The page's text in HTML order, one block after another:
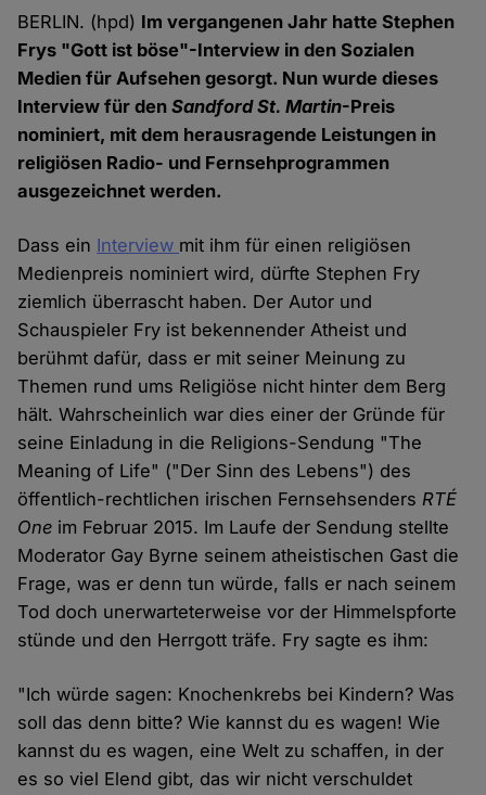
BERLIN. (hpd) Im vergangenen Jahr hatte Stephen
Frys "Gott ist böse"-Interview in den Sozialen
Medien für Aufsehen gesorgt. Nun wurde dieses
Interview für denSandford St. Martin-Preis
nominiert, mit dem herausragende Leistungen in
religiösen Radio- und Fernsehprogrammen
ausgezeichnet werden.
Dass ein Interview mit ihm für einen religiösen
Medienpreis nominiert wird, dürfte Stephen Fry
ziemlich überrascht haben. Der Autor und
Schauspieler Fry ist bekennender Atheist und
berühmt dafür, dass er mit seiner Meinung zu
Themen rund ums Religiöse nicht hinter dem Berg
hält. Wahrscheinlich war dies einer der Gründe für
seine Einladung in die Religions-Sendung "The
Meaning of Life" ("Der Sinn des Lebens") des
öffentlich-rechtlichen irischen FernsehsendersRTÉ
One im Februar 2015. Im Laufe der Sendung stellte
Moderator Gay Byrne seinem atheistischen Gast die
Frage, was er denn tun würde, falls er nach seinem
Tod doch unerwarteterweise vor der Himmelspforte
stünde und den Herrgott träfe. Fry sagte es ihm:
"Ich würde sagen: Knochenkrebs bei Kindern? Was
soll das denn bitte? Wie kannst du es wagen! Wie
kannst du es wagen, eine Welt zu schaffen, in der
es so viel Elend gibt, das wir nicht verschuldet